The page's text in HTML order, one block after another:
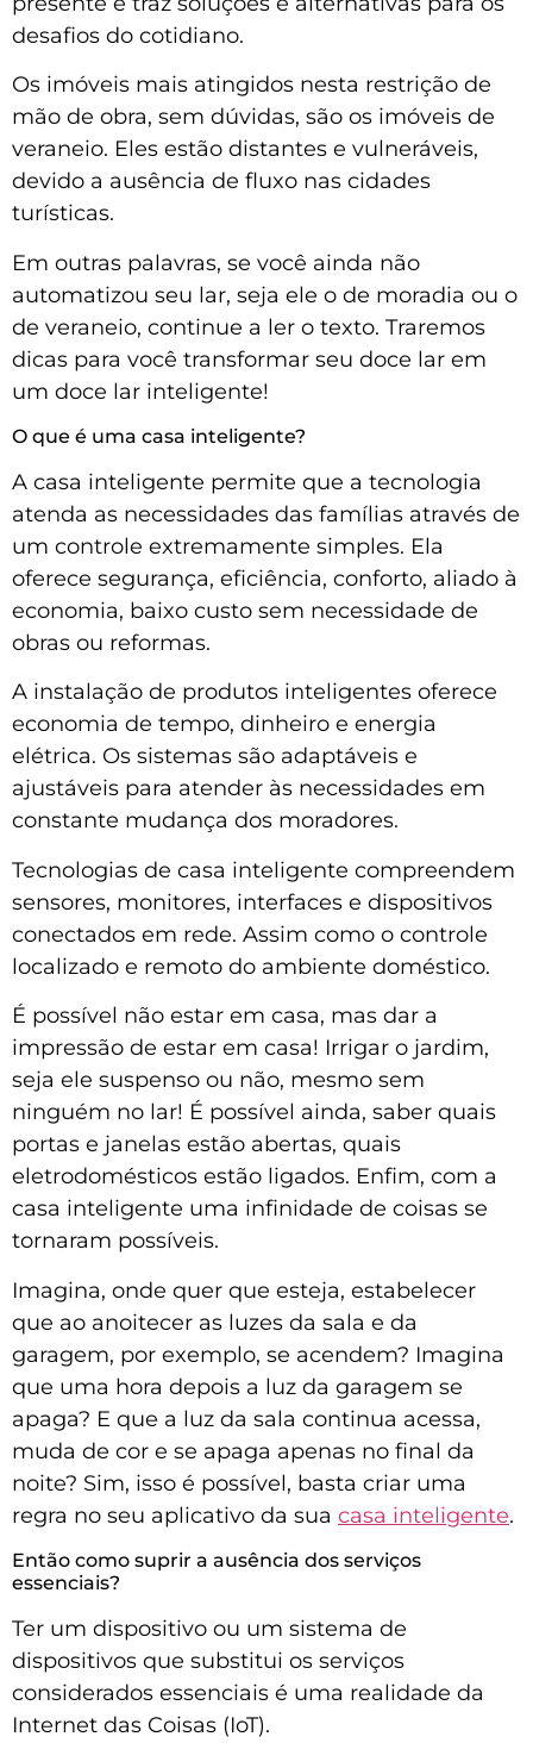
desafios do cotidiano.
Os imóveis mais atingidos nesta restrição de
mão de obra, sem dúvidas, são os imóveis de
veraneio. Eles estão distantes e vulneráveis,
devido a ausência de fluxo nas cidades
turísticas.
Em outras palavras, se você ainda não
automatizou seu lar, seja ele o de moradia ou o
de veraneio, continue a ler o texto. Traremos
dicas para você transformar seu doce lar em
um doce lar inteligente!
O que é uma casa inteligente?
A casa inteligente permite que a tecnologia
atenda as necessidades das famílias através de
um controle extremamente simples. Ela
oferece segurança, eficiência, conforto, aliado à
economia, baixo custo sem necessidade de
obras ou reformas.
A instalação de produtos inteligentes oferece
economia de tempo, dinheiro e energia
elétrica. Os sistemas são adaptáveis ​​e
ajustáveis ​​para atender às necessidades em
constante mudança dos moradores.
Tecnologias de casa inteligente compreendem
sensores, monitores, interfaces e dispositivos
conectados em rede. Assim como o controle
localizado e remoto do ambiente doméstico.
É possível não estar em casa, mas dar a
impressão de estar em casa! Irrigar o jardim,
seja ele suspenso ou não, mesmo sem
ninguém no lar! É possível ainda, saber quais
portas e janelas estão abertas, quais
eletrodomésticos estão ligados. Enfim, com a
casa inteligente uma infinidade de coisas se
tornaram possíveis.
Imagina, onde quer que esteja, estabelecer
que ao anoitecer as luzes da sala e da
garagem, por exemplo, se acendem? Imagina
que uma hora depois a luz da garagem se
apaga? E que a luz da sala continua acessa,
muda de cor e se apaga apenas no final da
noite? Sim, isso é possível, basta criar uma
regra no seu aplicativo da sua casa inteligente.
Então como suprir a ausência dos serviços
essenciais?
Ter um dispositivo ou um sistema de
dispositivos que substitui os serviços
considerados essenciais é uma realidade da
Internet das Coisas (IoT).